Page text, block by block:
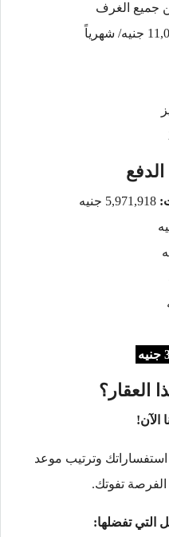
جميع الغرف
العقار؟
الآن!
استفساراتك وترتيب موعد
الفرصة تفوتك.
التي تفضلها: